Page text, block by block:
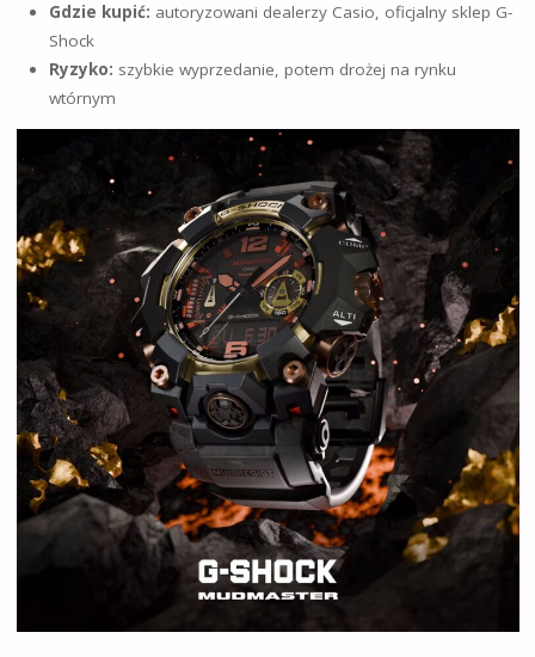
Gdzie kupić: autoryzowani dealerzy Casio, oficjalny sklep G-
Shock
Ryzyko: szybkie wyprzedanie, potem drożej na rynku
wtórnym